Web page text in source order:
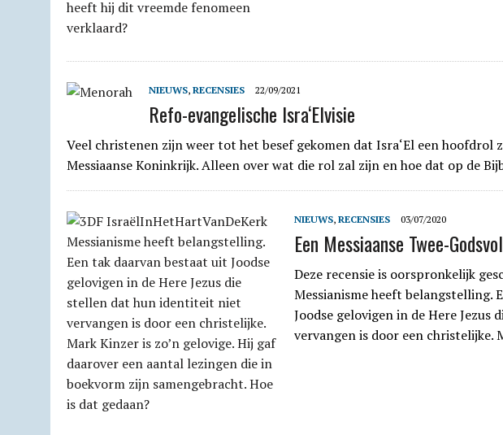
NIEUWS, RECENSIES 22/09/2021
Refo-evangelische Isra‘Elvisie
Veel christenen zijn weer tot het besef gekomen dat Isra‘El een hoofdrol
Messiaanse Koninkrijk. Alleen over wat die rol zal zijn en hoe dat op de
NIEUWS, RECENSIES 03/07/2020
Een Messiaanse Twee-
Deze recensie is oorspronkelijk
Messianisme heeft belangstelling.
Joodse gelovigen in de Here
vervangen is door een christelijke.